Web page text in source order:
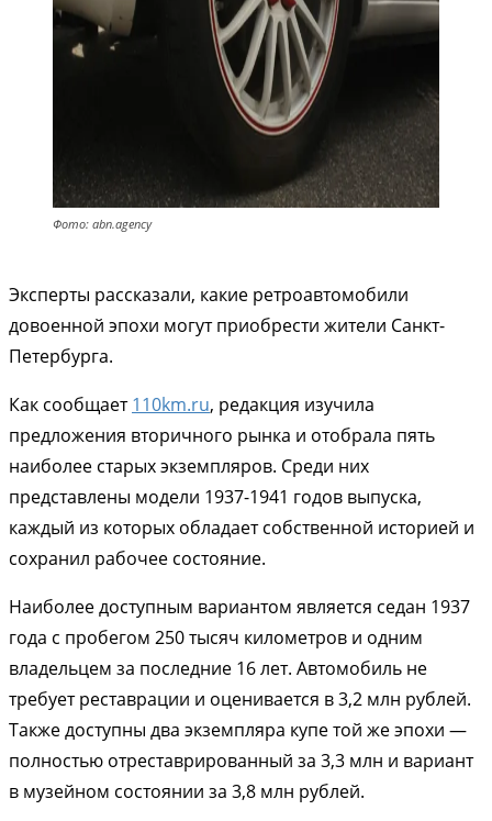
Фото: abn.agency
Эксперты рассказали, какие ретроавтомобили
довоенной эпохи могут приобрести жители Санкт-
Петербурга.
Как сообщает110km.ru, редакция изучила
предложения вторичного рынка и отобрала пять
наиболее старых экземпляров. Среди них
представлены модели 1937-1941 годов выпуска,
каждый из которых обладает собственной историей и
сохранил рабочее состояние.
Наиболее доступным вариантом является седан 1937
года с пробегом 250 тысяч километров и одним
владельцем за последние 16 лет. Автомобиль не
требует реставрации и оценивается в 3,2 млн рублей.
Также доступны два экземпляра купе той же эпохи —
полностью отреставрированный за 3,3 млн и вариант
в музейном состоянии за 3,8 млн рублей.